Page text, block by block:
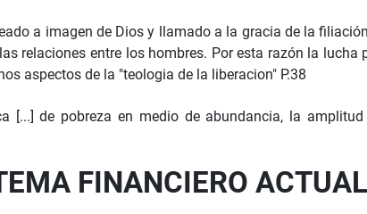
a imagen de Dios y llamado a la gracia de la
relaciones entre los hombres. Por esta razón la lucha
aspectos de la "teologia de la liberacion" P.38
[...] de pobreza en medio de abundancia, la
FINANCIERO